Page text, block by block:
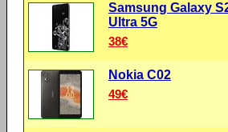
Samsung Galaxy
Ultra 5G
38€
Nokia C02
49€